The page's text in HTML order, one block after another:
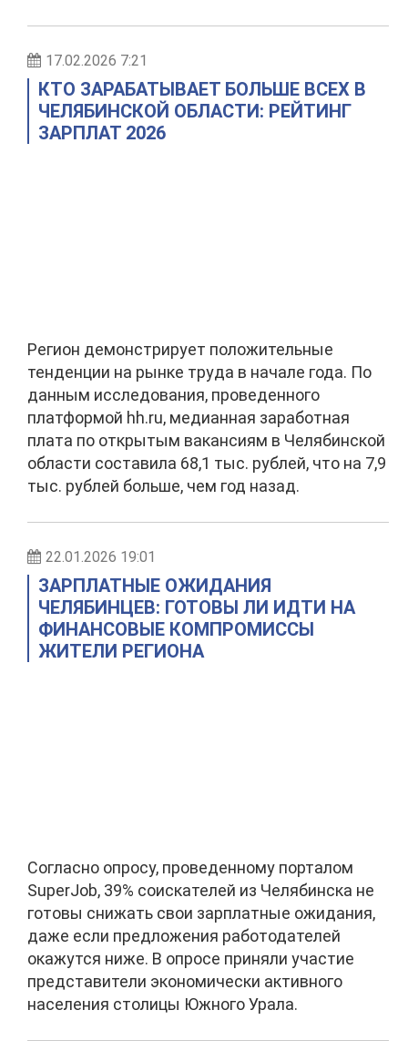
17.02.2026 7:21
КТО ЗАРАБАТЫВАЕТ БОЛЬШЕ ВСЕХ В
ЧЕЛЯБИНСКОЙ ОБЛАСТИ: РЕЙТИНГ
ЗАРПЛАТ 2026
Регион демонстрирует положительные
тенденции на рынке труда в начале года. По
данным исследования, проведенного
платформой hh.ru, медианная заработная
плата по открытым вакансиям в Челябинской
области составила 68,1 тыс. рублей, что на 7,9
тыс. рублей больше, чем год назад.
22.01.2026 19:01
ЗАРПЛАТНЫЕ ОЖИДАНИЯ
ЧЕЛЯБИНЦЕВ: ГОТОВЫ ЛИ ИДТИ НА
ФИНАНСОВЫЕ КОМПРОМИССЫ
ЖИТЕЛИ РЕГИОНА
Согласно опросу, проведенному порталом
SuperJob, 39% соискателей из Челябинска не
готовы снижать свои зарплатные ожидания,
даже если предложения работодателей
окажутся ниже. В опросе приняли участие
представители экономически активного
населения столицы Южного Урала.